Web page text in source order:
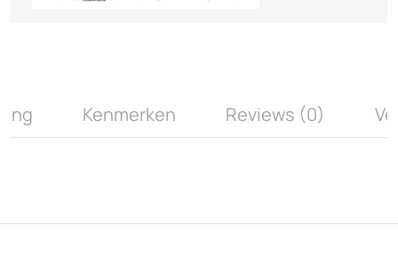
Kenmerken Reviews (0)